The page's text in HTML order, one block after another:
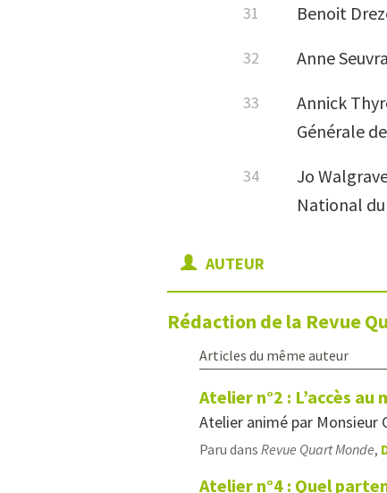
Benoit
Anne
Annick
Générale
Jo
National
AUTEUR
Rédaction de la Revue
Articles du même auteur
Atelier n°2 : L’accès au
Atelier animé par Monsieur
Paru dans Revue Quart Monde,
Atelier n°4 : Quel